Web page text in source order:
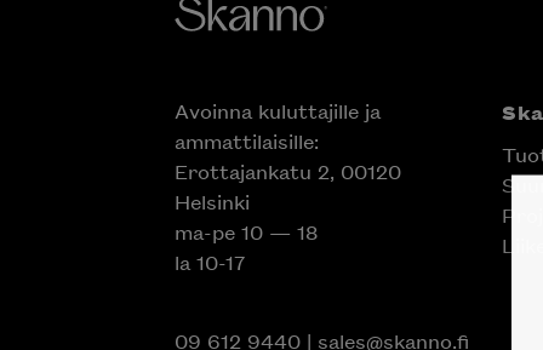
Avoinna kuluttajille ja
ammattilaisille:
Erottajankatu 2, 00120
Helsinki
ma-pe 10 — 18
la 10-17
09 612 9440| sales@skanno.fi